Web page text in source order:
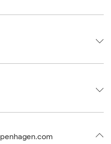
OPBEVARING: Pas på dit
nybegynder eller erfaren bruger.